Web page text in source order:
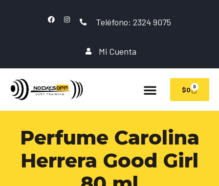
Teléfono: 2324 9075
Mi Cuenta
$0 0
Perfume Carolina
Herrera Good Girl